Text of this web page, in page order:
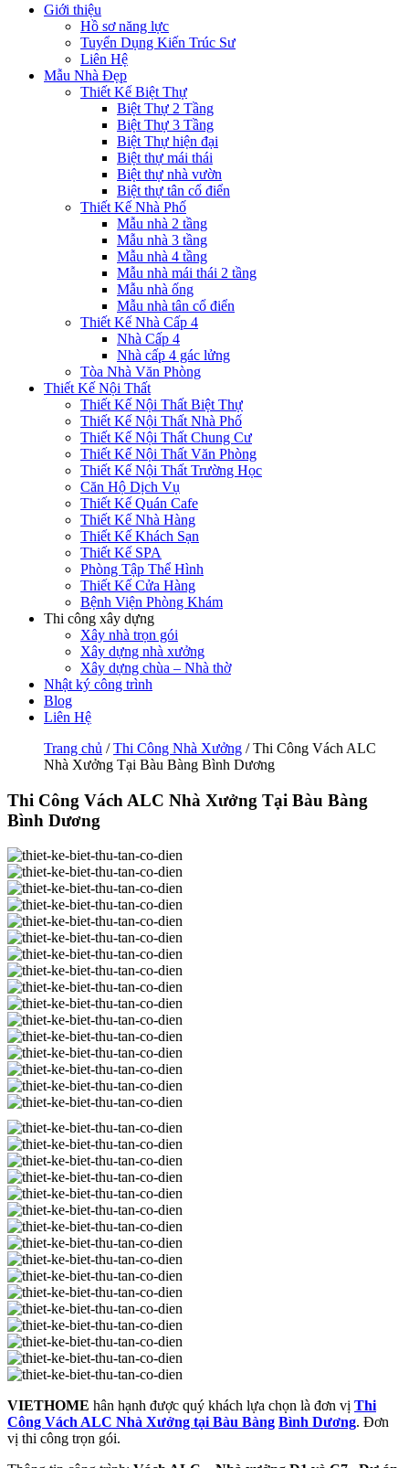
Giới thiệu
Hồ sơ năng lực
Tuyển Dụng Kiến Trúc Sư
Liên Hệ
Mẫu Nhà Đẹp
Thiết Kế Biệt Thự
Biệt Thự 2 Tầng
Biệt Thự 3 Tầng
Biệt Thự hiện đại
Biệt thự mái thái
Biệt thự nhà vườn
Biệt thự tân cổ điển
Thiết Kế Nhà Phố
Mẫu nhà 2 tầng
Mẫu nhà 3 tầng
Mẫu nhà 4 tầng
Mẫu nhà mái thái 2 tầng
Mẫu nhà ống
Mẫu nhà tân cổ điển
Thiết Kế Nhà Cấp 4
Nhà Cấp 4
Nhà cấp 4 gác lửng
Tòa Nhà Văn Phòng
Thiết Kế Nội Thất
Thiết Kế Nội Thất Biệt Thự
Thiết Kế Nội Thất Nhà Phố
Thiết Kế Nội Thất Chung Cư
Thiết Kế Nội Thất Văn Phòng
Thiết Kế Nội Thất Trường Học
Căn Hộ Dịch Vụ
Thiết Kế Quán Cafe
Thiết Kế Nhà Hàng
Thiết Kế Khách Sạn
Thiết Kế SPA
Phòng Tập Thể Hình
Thiết Kế Cửa Hàng
Bệnh Viện Phòng Khám
Thi công xây dựng
Xây nhà trọn gói
Xây dựng nhà xưởng
Xây dựng chùa – Nhà thờ
Nhật ký công trình
Blog
Liên Hệ
Trang chủ /Thi Công Nhà Xưởng / Thi Công Vách ALC
Nhà Xưởng Tại Bàu Bàng Bình Dương
Thi Công Vách ALC Nhà Xưởng Tại Bàu Bàng
Bình Dương
VIETHOME hân hạnh được quý khách lựa chọn là đơn vị Thi
Công Vách ALC Nhà Xưởng tại Bàu Bàng Bình Dương. Đơn
vị thi công trọn gói.